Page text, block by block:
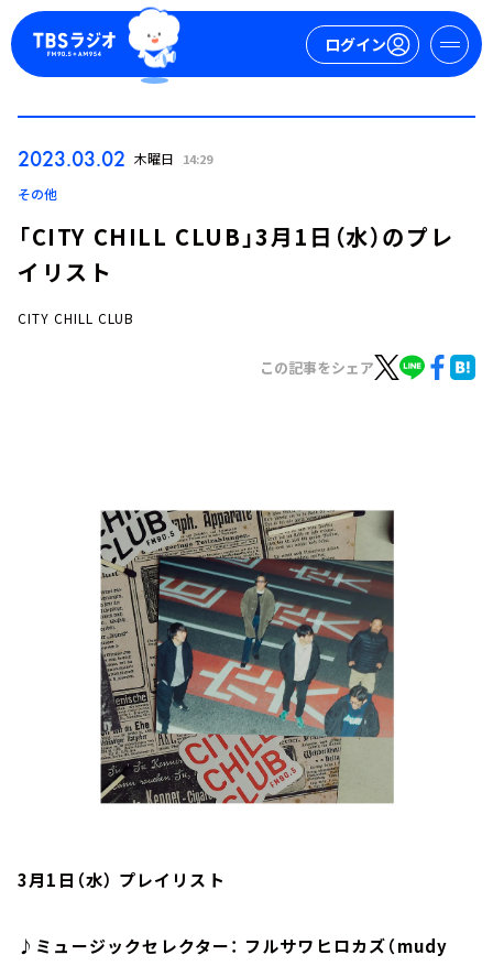
ログイン
お知らせ
イベント・グッズ
YouTube
会社情報
2023.03.02 木曜日 14:29
その他
「CITY CHILL CLUB」3月1日（水）のプレ
イリスト
CITY CHILL CLUB
この記事をシェア
3月1日（水） プレイリスト
♪ミュージックセレクター： フルサワヒロカズ（mudy